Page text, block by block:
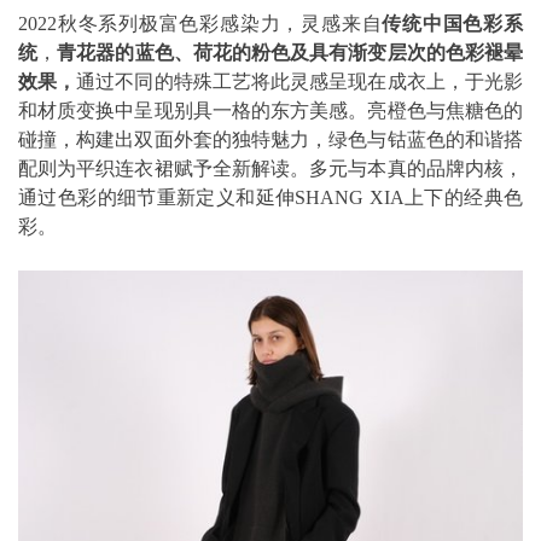
2022秋冬系列极富色彩感染力，灵感来自传统中国色彩系
统，青花器的蓝色、荷花的粉色及具有渐变层次的色彩褪晕
效果，通过不同的特殊工艺将此灵感呈现在成衣上，于光影
和材质变换中呈现别具一格的东方美感。亮橙色与焦糖色的
碰撞，构建出双面外套的独特魅力，绿色与钴蓝色的和谐搭
配则为平织连衣裙赋予全新解读。多元与本真的品牌内核，
通过色彩的细节重新定义和延伸SHANG XIA上下的经典色
彩。